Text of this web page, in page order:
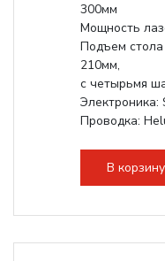
300мм
Мощность
Подъем
210мм,
с четырьмя
Электроника:
Проводка:
В корзину